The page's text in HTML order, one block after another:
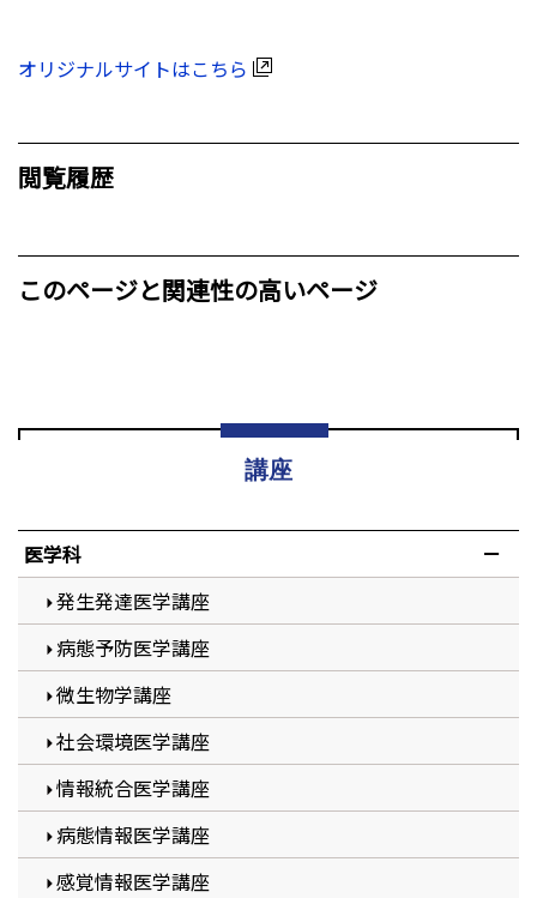
オリジナルサイトはこちら
閲覧履歴
このページと関連性の高いページ
講座
医学科
発生発達医学講座
病態予防医学講座
微生物学講座
社会環境医学講座
情報統合医学講座
病態情報医学講座
感覚情報医学講座